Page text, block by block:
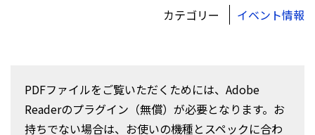
カテゴリー イベント情報
PDFファイルをご覧いただくためには、Adobe
Readerのプラグイン（無償）が必要となります。お
持ちでない場合は、お使いの機種とスペックに合わ